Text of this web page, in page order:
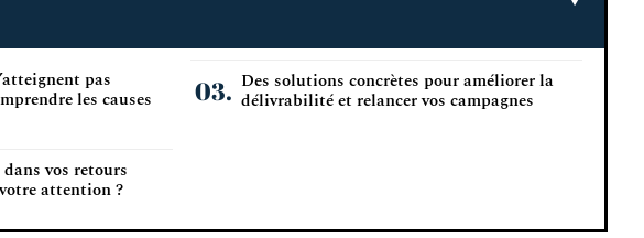
pas
les causes
vos retours
attention ?
Des solutions concrètes pour améliorer la
délivrabilité et relancer vos campagnes